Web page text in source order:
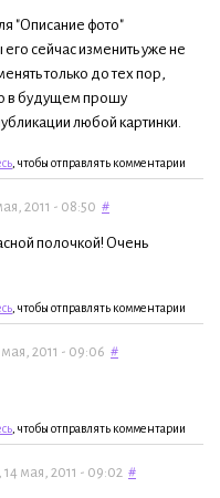
"Описание фото"
сейчас изменить уже не
только до тех пор,
в будущем прошу
любой картинки.
, чтобы отправлять комментарии
2011 - 08:50 #
полочкой! Очень
, чтобы отправлять комментарии
мая, 2011 - 09:06 #
, чтобы отправлять комментарии
, 14 мая, 2011 - 09:02 #